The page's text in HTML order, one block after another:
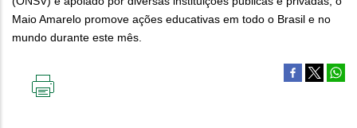
Maio Amarelo promove ações educativas em todo o Brasil e no
mundo durante este mês.